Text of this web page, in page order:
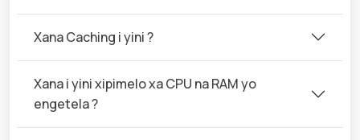
Xana Caching i yini ?
Xana i yini xipimelo xa CPU na RAM yo
engetela ?